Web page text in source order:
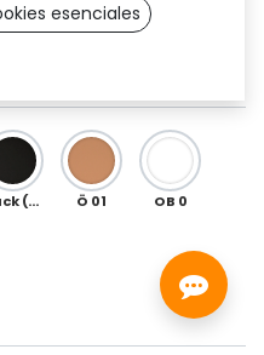
Black (QF) Ö 01 OB 0
esenciales